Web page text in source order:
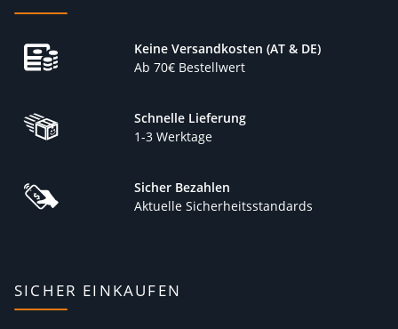
Keine Versandkosten (AT & DE)
Ab 70€ Bestellwert
Schnelle Lieferung
1-3 Werktage
Sicher Bezahlen
Aktuelle Sicherheitsstandards
SICHER EINKAUFEN